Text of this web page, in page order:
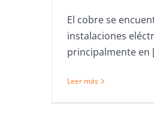
El cobre se
instalaciones
principalmente en
Leer más